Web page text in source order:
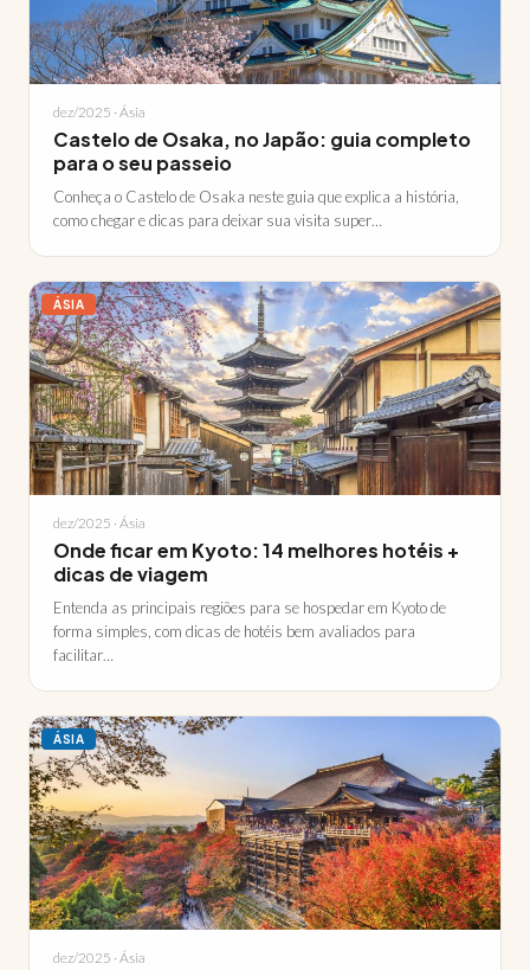
dez/2025 · Ásia
Castelo de Osaka, no Japão: guia completo
para o seu passeio
Conheça o Castelo de Osaka neste guia que explica a história,
como chegar e dicas para deixar sua visita super…
ÁSIA
dez/2025 · Ásia
Onde ficar em Kyoto: 14 melhores hotéis +
dicas de viagem
Entenda as principais regiões para se hospedar em Kyoto de
forma simples, com dicas de hotéis bem avaliados para
facilitar…
ÁSIA
dez/2025 · Ásia